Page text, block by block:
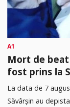
A1
Mort de beat
fost prins la
​La data de 7
Săvârșin au